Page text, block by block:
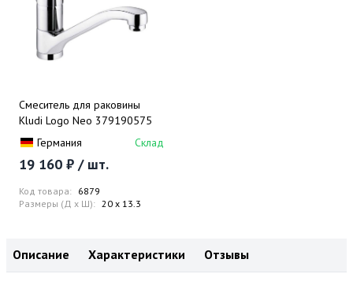
Смеситель для раковины
Kludi Logo Neo 379190575
Германия
Склад
19 160 ₽ / шт.
Код товара: 6879
Размеры (Д x Ш): 20 x 13.3
Описание Характеристики Отзывы